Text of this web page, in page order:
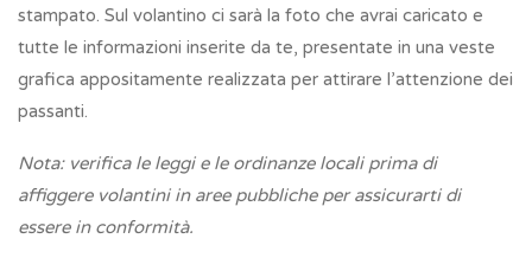
stampato. Sul volantino ci sarà la foto che avrai caricato e
tutte le informazioni inserite da te, presentate in una veste
grafica appositamente realizzata per attirare l’attenzione dei
passanti.
Nota: verifica le leggi e le ordinanze locali prima di
affiggere volantini in aree pubbliche per assicurarti di
essere in conformità.